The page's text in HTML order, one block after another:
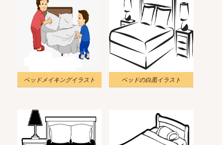
ベッドメイキングイラスト ベッドの白黒イラスト